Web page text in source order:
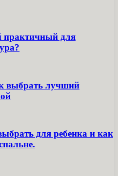
практичный для
выбрать лучший
для ребенка и как